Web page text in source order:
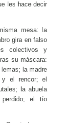
les hace decir
mesa: la
gira en falso
colectivos y
su máscara:
la madre
y el rencor; el
la abuela
perdido; el tío